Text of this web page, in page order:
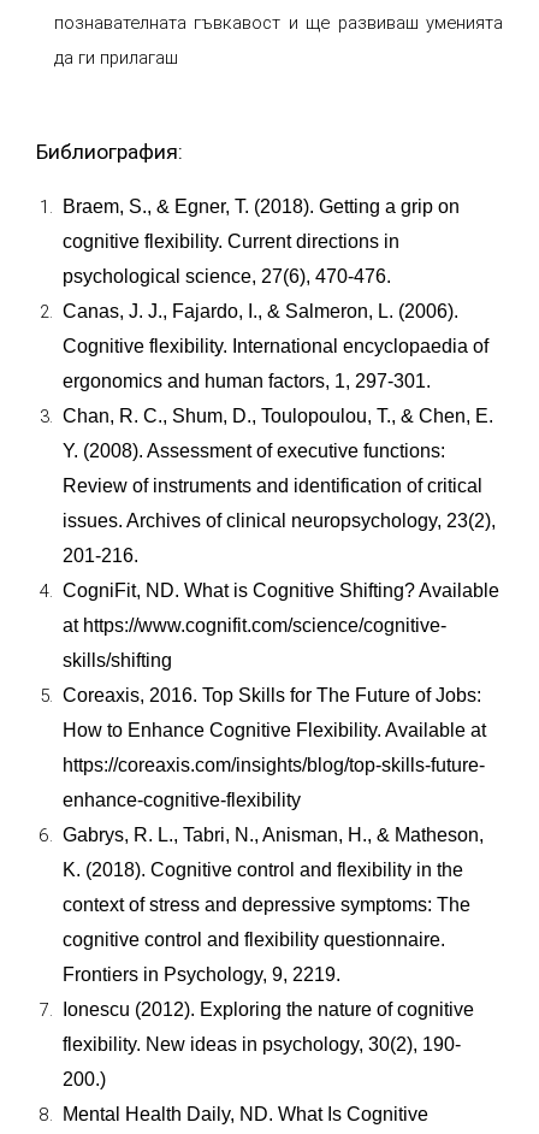
познавателната гъвкавост и ще развиваш уменията
да ги прилагаш
Библиография:
Braem, S., & Egner, T. (2018). Getting a grip on
cognitive flexibility. Current directions in
psychological science, 27(6), 470-476.
Canas, J. J., Fajardo, I., & Salmeron, L. (2006).
Cognitive flexibility. International encyclopaedia of
ergonomics and human factors, 1, 297-301.
Chan, R. C., Shum, D., Toulopoulou, T., & Chen, E.
Y. (2008). Assessment of executive functions:
Review of instruments and identification of critical
issues. Archives of clinical neuropsychology, 23(2),
201-216.
CogniFit, ND. What is Cognitive Shifting? Available
at https://www.cognifit.com/science/cognitive-
skills/shifting
Coreaxis, 2016. Top Skills for The Future of Jobs:
How to Enhance Cognitive Flexibility. Available at
https://coreaxis.com/insights/blog/top-skills-future-
enhance-cognitive-flexibility
Gabrys, R. L., Tabri, N., Anisman, H., & Matheson,
K. (2018). Cognitive control and flexibility in the
context of stress and depressive symptoms: The
cognitive control and flexibility questionnaire.
Frontiers in Psychology, 9, 2219.
Ionescu (2012). Exploring the nature of cognitive
flexibility. New ideas in psychology, 30(2), 190-
200.)
Mental Health Daily, ND. What Is Cognitive